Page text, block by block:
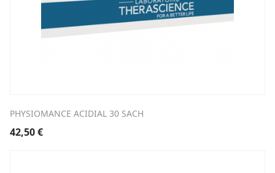
PHYSIOMANCE ACIDIAL 30 SACH
42,50€